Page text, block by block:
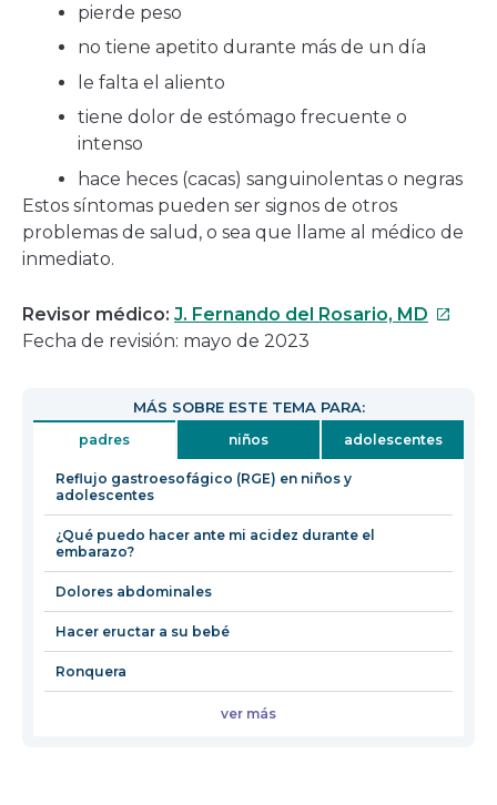
pierde peso
no tiene apetito durante más de un día
le falta el aliento
tiene dolor de estómago frecuente o
intenso
hace heces (cacas) sanguinolentas o negras
Estos síntomas pueden ser signos de otros
problemas de salud, o sea que llame al médico de
inmediato.
Revisor médico: J. Fernando del Rosario, MD Este
en
una
Fecha de revisión: mayo de 2023
MÁS SOBRE ESTE TEMA PARA:
padres niños adolescentes
Reflujo gastroesofágico (RGE) en niños y
adolescentes
¿Qué puedo hacer ante mi acidez durante el
embarazo?
Dolores abdominales
Hacer eructar a su bebé
Ronquera
ver más